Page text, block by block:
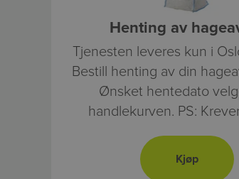
Henting av
Tjenesten leveres kun i
Bestill henting av din
Ønsket hentedato
handlekurven. PS: